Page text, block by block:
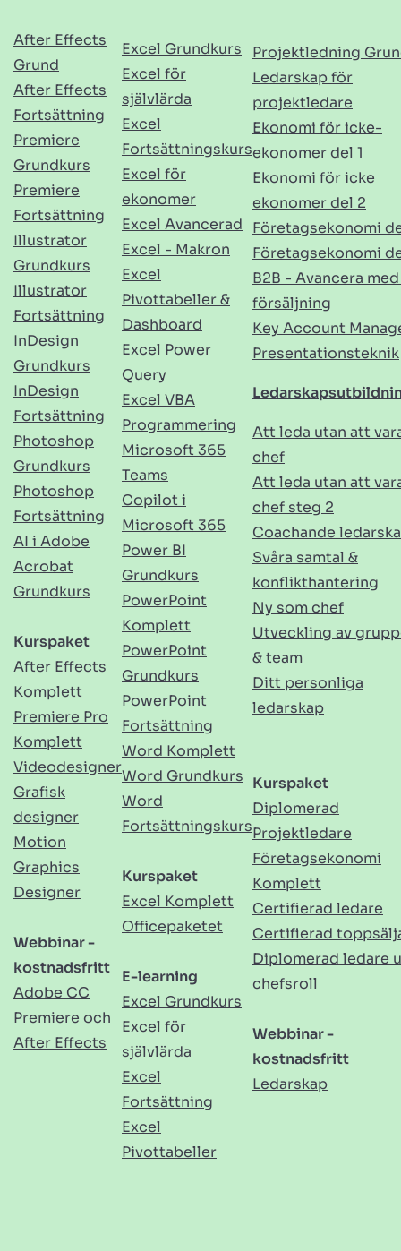
After Effects
Grund
After Effects
Fortsättning
Premiere
Grundkurs
Premiere
Fortsättning
Illustrator
Grundkurs
Illustrator
Fortsättning
InDesign
Grundkurs
InDesign
Fortsättning
Photoshop
Grundkurs
Photoshop
Fortsättning
AI i Adobe
Acrobat
Grundkurs
Kurspaket
After Effects
Komplett
Premiere Pro
Komplett
Videodesigner
Grafisk
designer
Motion
Graphics
Designer
Webbinar -
kostnadsfritt
Adobe CC
Premiere och
After Effects
Excel Grundkurs
Excel för
självlärda
Excel
Fortsättningskurs
Excel för
ekonomer
Excel Avancerad
Excel - Makron
Excel
Pivottabeller &
Dashboard
Excel Power
Query
Excel VBA
Programmering
Microsoft 365
Teams
Copilot i
Microsoft 365
Power BI
Grundkurs
PowerPoint
Komplett
PowerPoint
Grundkurs
PowerPoint
Fortsättning
Word Komplett
Word Grundkurs
Word
Fortsättningskurs
Kurspaket
Excel Komplett
Officepaketet
E-learning
Excel Grundkurs
Excel för
självlärda
Excel
Fortsättning
Excel
Pivottabeller
Projektledning
Ledarskap för
projektledare
Ekonomi för icke-
ekonomer del 1
Ekonomi för icke
ekonomer del 2
Företagsekonomi
Företagsekonomi
B2B - Avancera
försäljning
Key Account
Presentationsteknik
Att leda utan att
chef
Att leda utan att
chef steg 2
Coachande
Svåra samtal &
konflikthantering
Ny som chef
Utveckling av
& team
Ditt personliga
ledarskap
Kurspaket
Diplomerad
Projektledare
Företagsekonomi
Komplett
Certifierad ledare
Certifierad
Diplomerad ledare
chefsroll
Webbinar -
kostnadsfritt
Ledarskap